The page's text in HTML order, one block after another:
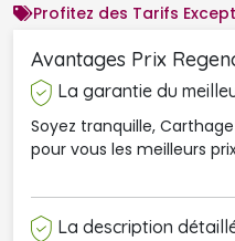
Profitez des Tarifs
Avantages Prix
La garantie du
Soyez tranquille,
pour vous les meilleurs
La description